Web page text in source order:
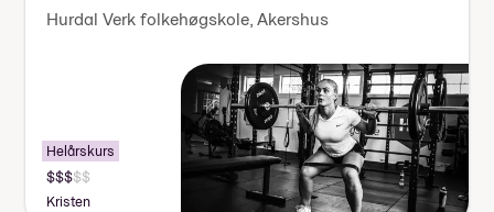
Hurdal Verk folkehøgskole,Akershus
Helårskurs
Pris:
140
Kristen